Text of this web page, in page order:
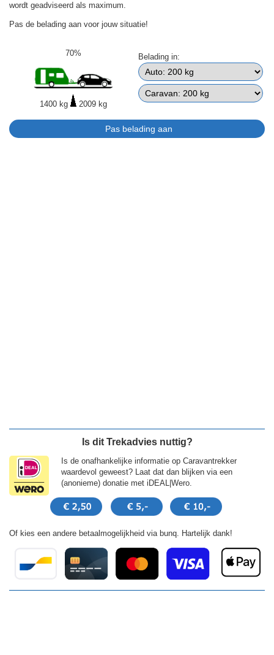
wordt geadviseerd als maximum.
Pas de belading aan voor jouw situatie!
70%
1400 kg 2009 kg
Belading in:
Is dit Trekadvies nuttig?
Is de onafhankelijke informatie op Caravantrekker
waardevol geweest? Laat dat dan blijken via een
(anonieme) donatie met iDEAL|Wero.
Of kies een andere betaalmogelijkheid via bunq. Hartelijk dank!